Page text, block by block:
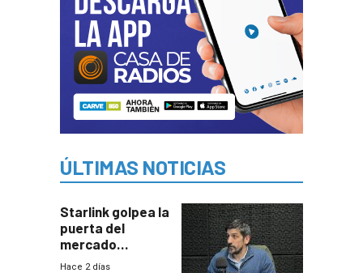
ÚLTIMAS NOTICIAS
Starlink golpea la
puerta del
mercado
uruguayo y Antel
Hace 2 días